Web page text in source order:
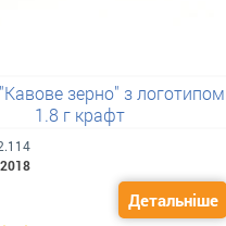
зерно" з логотипом
1.8 г крафт
Детальніше